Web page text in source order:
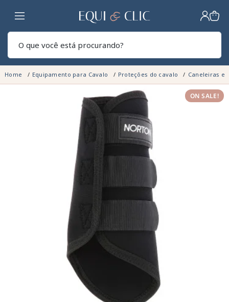
Lar
Home Equipamento para Cavalo Proteções do cavalo Caneleiras e
ON SALE!